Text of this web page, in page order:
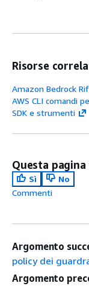
Risorse
Amazon Bedrock
AWS CLI comandi
SDK e strumenti
Questa
Sì
No
Commenti
Argomento
policy dei
Argomento